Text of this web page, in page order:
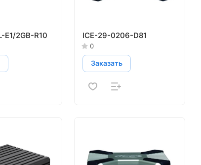
E1/2GB-R10 ICE-29-0206-D81
0
Заказать